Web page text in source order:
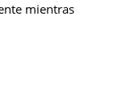
mientras